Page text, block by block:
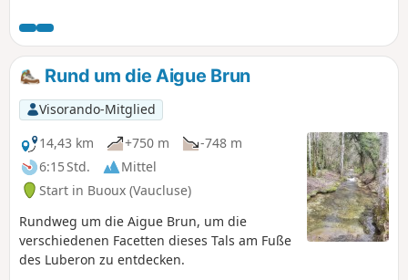
Vaucluse entspringen.Auf einer der
wenigen Anhöhen der Ebene des
Comtat Venaissin, etwas abseits der
Stadt, thront das Château de Thouzon
und in seinem unteren Teil befinden
sich die gleichnamigen Höhlen.
Rund um die Aigue Brun
Visorando-Mitglied
14,43 km
+750 m
-748 m
6:15 Std.
Mittel
Start in Buoux (Vaucluse)
Rundweg um die Aigue Brun, um die
verschiedenen Facetten dieses Tals am Fuße
des Luberon zu entdecken.